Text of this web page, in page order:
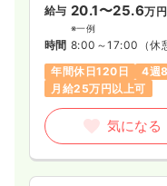
給与 20.1〜25.6万円
※一例
時間 8:00～17:00 （休
年間休日120日
4週
月給25万円以上可
気になる